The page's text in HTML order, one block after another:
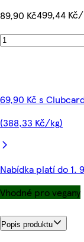
89,90 Kč499,44
69,90 Kč s
(388,33 Kč/kg)
Nabídka platí do 1.
Vhodné pro vegany
Popis produktu